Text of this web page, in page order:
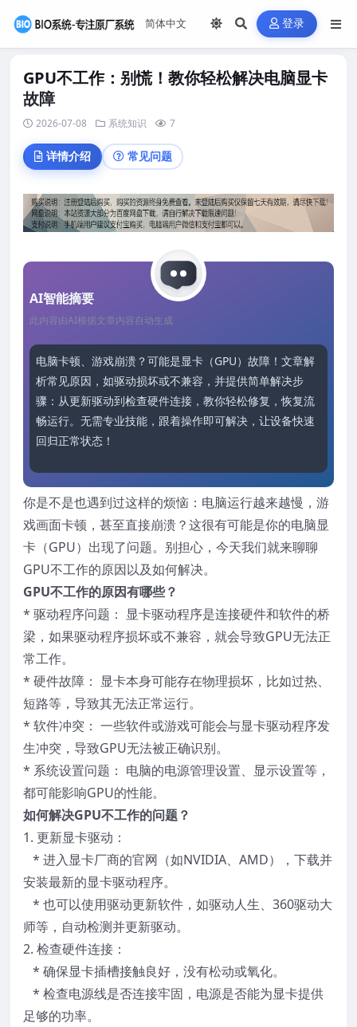
登录
GPU不工作：别慌！教你轻松解决电脑显卡
故障
2026-07-08 系统知识 7
详情介绍 常见问题
AI智能摘要
此内容由AI根据文章内容自动生成
电脑卡顿、游戏崩溃？可能是显卡（GPU）故障！文章解
析常见原因，如驱动损坏或不兼容，并提供简单解决步
骤：从更新驱动到检查硬件连接，教你轻松修复，恢复流
畅运行。无需专业技能，跟着操作即可解决，让设备快速
回归正常状态！
你是不是也遇到过这样的烦恼：电脑运行越来越慢，游
戏画面卡顿，甚至直接崩溃？这很有可能是你的电脑显
卡（GPU）出现了问题。别担心，今天我们就来聊聊
GPU不工作的原因以及如何解决。
GPU不工作的原因有哪些？
* 驱动程序问题： 显卡驱动程序是连接硬件和软件的桥
梁，如果驱动程序损坏或不兼容，就会导致GPU无法正
常工作。
* 硬件故障： 显卡本身可能存在物理损坏，比如过热、
短路等，导致其无法正常运行。
* 软件冲突： 一些软件或游戏可能会与显卡驱动程序发
生冲突，导致GPU无法被正确识别。
* 系统设置问题： 电脑的电源管理设置、显示设置等，
都可能影响GPU的性能。
如何解决GPU不工作的问题？
1. 更新显卡驱动：
* 进入显卡厂商的官网（如NVIDIA、AMD），下载并
安装最新的显卡驱动程序。
* 也可以使用驱动更新软件，如驱动人生、360驱动大
师等，自动检测并更新驱动。
2. 检查硬件连接：
* 确保显卡插槽接触良好，没有松动或氧化。
* 检查电源线是否连接牢固，电源是否能为显卡提供
足够的功率。